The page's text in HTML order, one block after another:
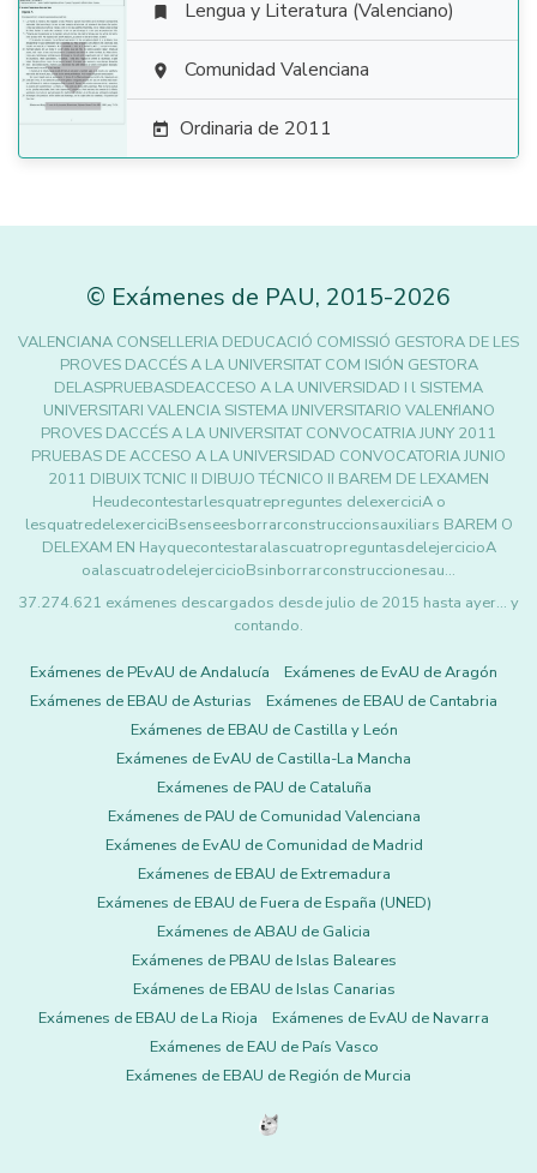

 Lengua y Literatura (Valenciano)
 Comunidad Valenciana
 Ordinaria de 2011
© Exámenes de PAU, 2015-2026
VALENCIANA CONSELLERIA DEDUCACIÓ COMISSIÓ GESTORA DE LES
PROVES DACCÉS A LA UNIVERSITAT COM ISIÓN GESTORA
DELASPRUEBASDEACCESO A LA UNIVERSIDAD I l SISTEMA
UNIVERSITARI VALENCIA SISTEMA IJNIVERSITARIO VALENfIANO
PROVES DACCÉS A LA UNIVERSITAT CONVOCATRIA JUNY 2011
PRUEBAS DE ACCESO A LA UNIVERSIDAD CONVOCATORIA JUNIO
2011 DIBUIX TCNIC II DIBUJO TÉCNICO II BAREM DE LEXAMEN
Heudecontestarlesquatrepreguntes delexerciciA o
lesquatredelexerciciBsenseesborrarconstruccionsauxiliars BAREM O
DELEXAM EN HayquecontestaralascuatropreguntasdelejercicioA
oalascuatrodelejercicioBsinborrarconstruccionesau…
37.274.621 exámenes descargados desde julio de 2015 hasta ayer... y
contando.
Exámenes de PEvAU de Andalucía
Exámenes de EvAU de Aragón
Exámenes de EBAU de Asturias
Exámenes de EBAU de Cantabria
Exámenes de EBAU de Castilla y León
Exámenes de EvAU de Castilla-La Mancha
Exámenes de PAU de Cataluña
Exámenes de PAU de Comunidad Valenciana
Exámenes de EvAU de Comunidad de Madrid
Exámenes de EBAU de Extremadura
Exámenes de EBAU de Fuera de España (UNED)
Exámenes de ABAU de Galicia
Exámenes de PBAU de Islas Baleares
Exámenes de EBAU de Islas Canarias
Exámenes de EBAU de La Rioja
Exámenes de EvAU de Navarra
Exámenes de EAU de País Vasco
Exámenes de EBAU de Región de Murcia